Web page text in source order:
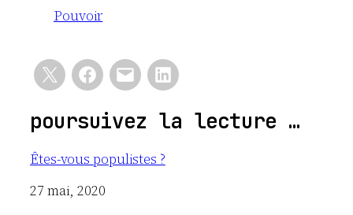
Pouvoir
poursuivez la lecture …
Êtes-vous populistes ?
Date
27 mai, 2020